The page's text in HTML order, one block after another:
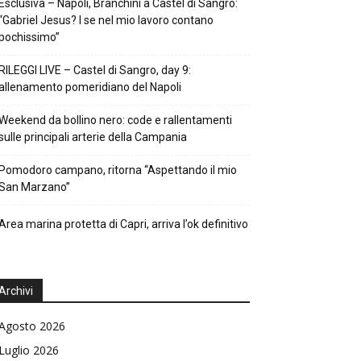
– Napoli, Branchini a Castel di Sangro:
Jesus? I se nel mio lavoro contano
LIVE – Castel di Sangro, day 9:
pomeridiano del Napoli
da bollino nero: code e rallentamenti
principali arterie della Campania
campano, ritorna “Aspettando il mio
Marzano”
marina protetta di Capri, arriva l’ok definitivo
2026
2026